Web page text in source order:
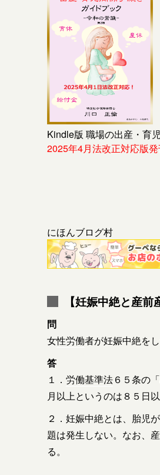
Kindle版 職場の出産・育
2025年4月法改正対応版発
にほんブログ村
【妊娠中絶と産
問
女性労働者が妊娠中絶を
答
１． 労働基準法６５条の
月以上というのは８５日
２．妊娠中絶とは、胎児
題は発生しない。なお、
る。